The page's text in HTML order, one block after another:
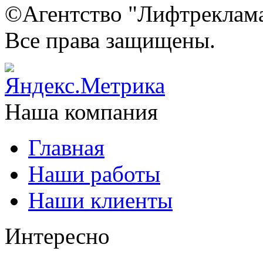
©Агентство
Все права защищены.
Наша компания
Главная
Наши работы
Наши клиенты
Интересно